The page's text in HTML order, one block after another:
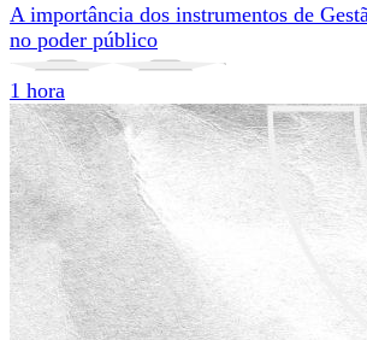
A importância dos instrumentos de
no poder público
1 hora